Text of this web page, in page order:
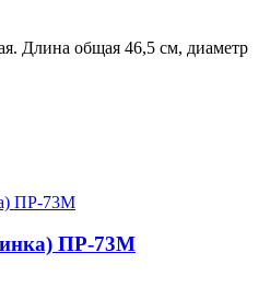
Длина общая 46,5 см, диаметр
ПР-73М